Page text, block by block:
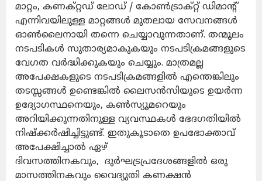
മാറ്റം, കണക്റ്റഡ് ലോഡ് / കോൺട്രാക്റ്റ് ഡിമാന്റ്
എന്നിവയിലുള്ള മാറ്റങ്ങൾ മുതലായ സേവനങ്ങൾ
ഓൺലൈനായി തന്നെ ചെയ്യാവുന്നതാണ്. തന്മൂലം
നടപടികൾ സുതാര്യമാകുകയും നടപടിക്രമങ്ങളുടെ
വേഗത വർദ്ധിക്കുകയും ചെയ്യും. മാത്രമല്ല
അപേക്ഷകളുടെ നടപടിക്രമങ്ങളിൽ എന്തെങ്കിലും
തടസ്സങ്ങൾ ഉണ്ടെങ്കിൽ ലൈസൻസിയുടെ ഉയർന്ന
ഉദ്യോഗസ്ഥനെയും, കൺസ്യൂമറെയും
അറിയിക്കുന്നതിനുള്ള വ്യവസ്ഥകൾ ഭേദഗതിയിൽ
നിഷ്‌ക്കർഷിച്ചിട്ടുണ്ട്. ഇതുകൂടാതെ ഉപഭോക്താവ്
അപേക്ഷിച്ചാൽ ഏഴ്
ദിവസത്തിനകവും, ദുർഘട്രപ്രദേശങ്ങളിൽ ഒരു
മാസത്തിനകവും വൈദ്യുതി കണക്ഷൻ